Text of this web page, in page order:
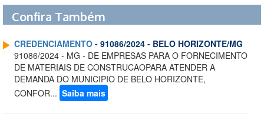
Confira Também
CREDENCIAMENTO - 91086/2024 - BELO HORIZONTE/MG
91086/2024 - MG - DE EMPRESAS PARA O FORNECIMENTO
DE MATERIAIS DE CONSTRUCAOPARA ATENDER A
DEMANDA DO MUNICIPIO DE BELO HORIZONTE,
CONFOR... Saiba mais